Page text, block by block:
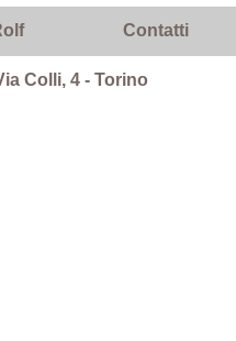
Contatti
Colli, 4 - Torino